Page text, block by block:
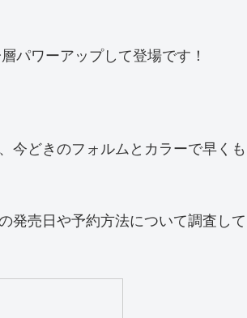
パワーアップして登場です！
今どきのフォルムとカラーで早くも
発売日や予約方法について調査して